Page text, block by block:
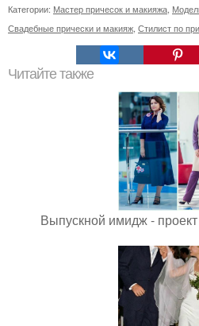
Категории: Мастер причесок и макияжа
Свадебные прически и макияж Стилист по
Читайте также
Выпускной имидж -